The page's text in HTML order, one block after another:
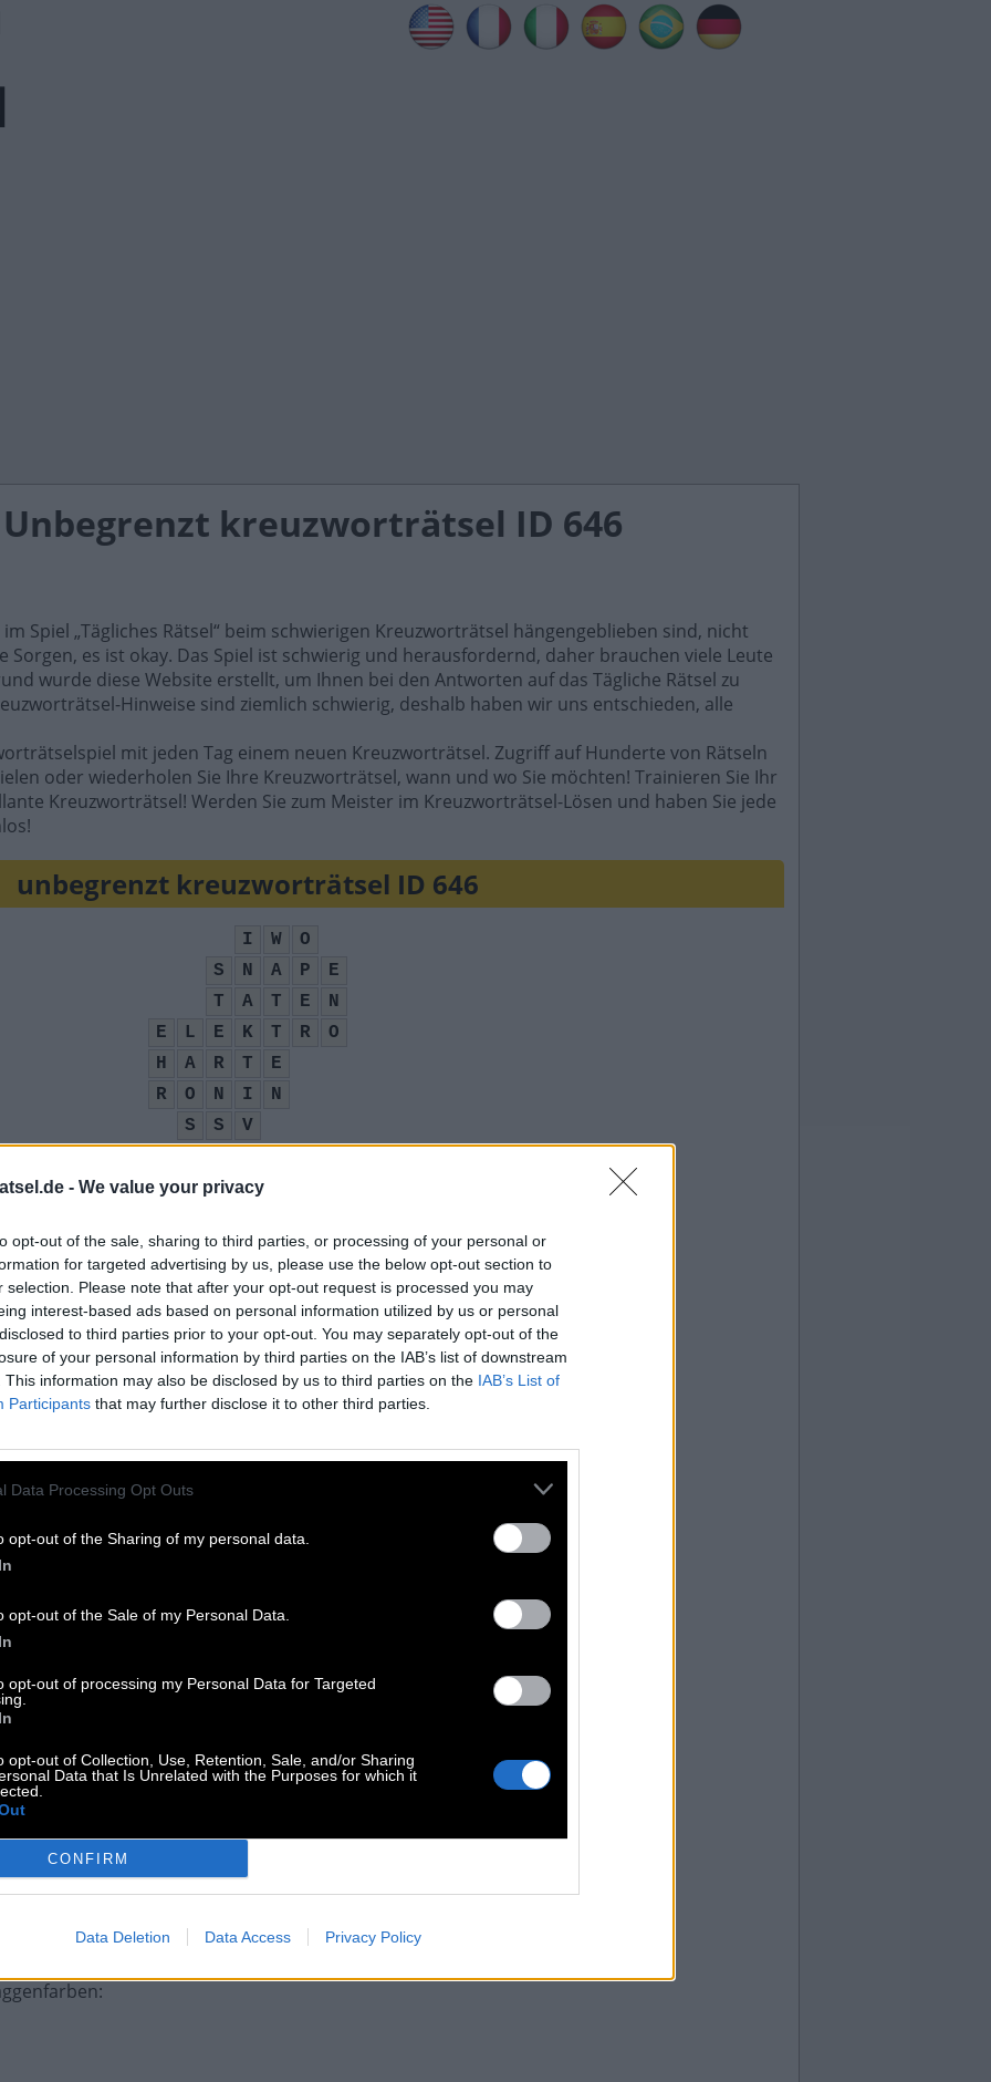
- We value your privacy
opt-out of the sale, sharing to third parties, or processing of your personal or
for targeted advertising by us, please use the below opt-out section to
selection. Please note that after your opt-out request is processed you may
interest-based ads based on personal information utilized by us or personal
to third parties prior to your opt-out. You may separately opt-out of the
of your personal information by third parties on the IAB’s list of downstream
This information may also be disclosed by us to third parties on the IAB’s List of
Participants that may further disclose it to other third parties.
Data Processing Opt Outs
opt-out of the Sharing of my personal data.
opt-out of the Sale of my Personal Data.
opt-out of processing my Personal Data for Targeted
opt-out of Collection, Use, Retention, Sale, and/or Sharing
Data that Is Unrelated with the Purposes for which it
CONFIRM
Data Deletion Data Access Privacy Policy
kreuzworträtsel ID 646
Spiel „Tägliches Rätsel“ beim schwierigen Kreuzworträtsel hängengeblieben sind, nicht
Sorgen, es ist okay. Das Spiel ist schwierig und herausfordernd, daher brauchen viele Leute
wurde diese Website erstellt, um Ihnen bei den Antworten auf das Tägliche Rätsel zu
Hinweise sind ziemlich schwierig, deshalb haben wir uns entschieden, alle
mit jeden Tag einem neuen Kreuzworträtsel. Zugriff auf Hunderte von Rätseln
oder wiederholen Sie Ihre Kreuzworträtsel, wann und wo Sie möchten! Trainieren Sie Ihr
Kreuzworträtsel! Werden Sie zum Meister im Kreuzworträtsel-Lösen und haben Sie jede
unbegrenzt kreuzworträtsel ID 646
I W
O
S
N A P
E
T
A T E
N
E
L E K T R
O
H
A R T
E
R
O N I
N
S
S V
ab Ende Juli:
Potter
E vor dem Auto
:
:
: